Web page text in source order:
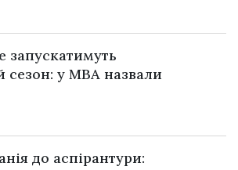
запускатимуть
сезон: у МВА назвали
до аспірантури: